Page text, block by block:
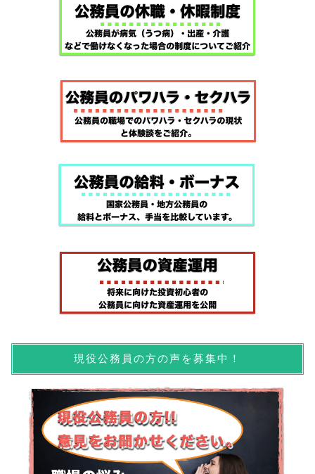
現役公務員の方の声を募集中！